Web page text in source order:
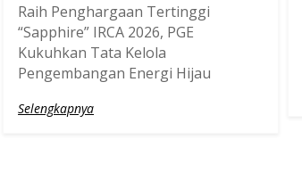
Raih Penghargaan Tertinggi
“Sapphire” IRCA 2026, PGE
Kukuhkan Tata Kelola
Pengembangan Energi Hijau
Selengkapnya